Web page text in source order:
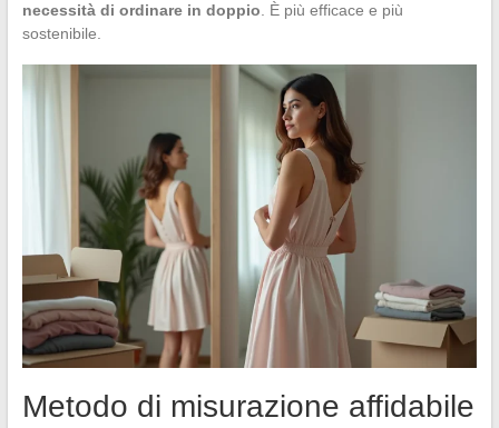
necessità di ordinare in doppio. È più efficace e più
sostenibile.
Metodo di misurazione affidabile